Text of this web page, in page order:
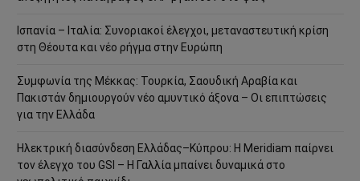
Ισπανία – Ιταλία: Συνοριακοί έλεγχοι, μεταναστευτική κρίση
στη Θέουτα και νέο ρήγμα στην Ευρώπη
Συμφωνία της Μέκκας: Τουρκία, Σαουδική Αραβία και
Πακιστάν δημιουργούν νέο αμυντικό άξονα – Οι επιπτώσεις
για την Ελλάδα
Ηλεκτρική διασύνδεση Ελλάδας–Κύπρου: Η Meridiam παίρνει
τον έλεγχο του GSI – Η Γαλλία μπαίνει δυναμικά στο